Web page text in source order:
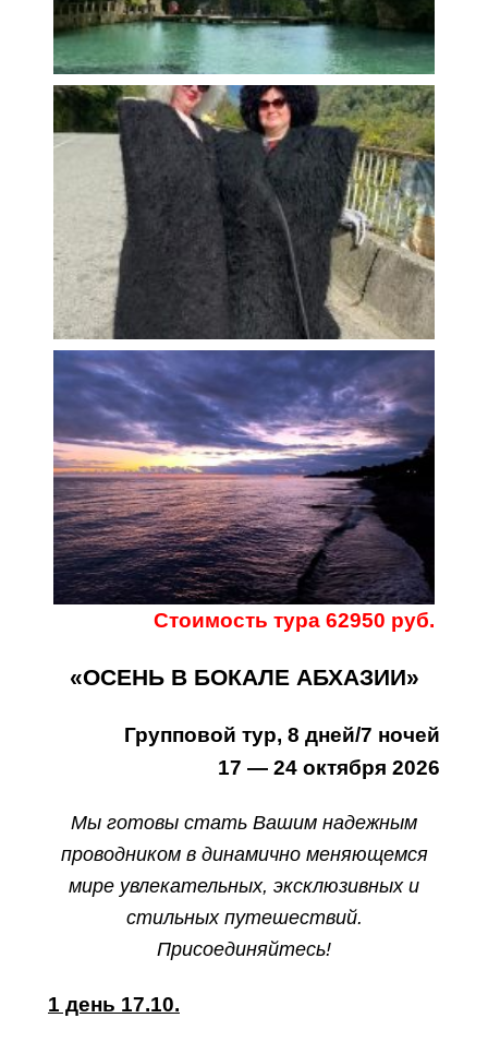
Стоимость тура 62950 руб.
«ОСЕНЬ В БОКАЛЕ АБХАЗИИ»
Групповой тур, 8 дней/7 ночей
17 — 24 октября 2026
Мы готовы стать Вашим надежным
проводником в динамично меняющемся
мире увлекательных, эксклюзивных и
стильных путешествий.
Присоединяйтесь!
1 день 17.10.